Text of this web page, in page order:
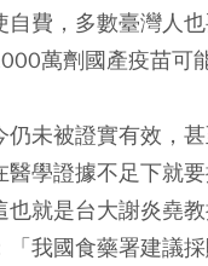
自費，多數臺灣人
萬劑國產疫苗可
仍未被證實有效，
醫學證據不足下就
也就是台大謝炎堯
「我國食藥署建議